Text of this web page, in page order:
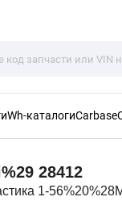
Wh-каталогиCarbase
28412
1-